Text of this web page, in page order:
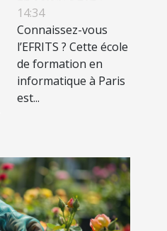
pour une
formation
complète en
informatique
14:34
Connaissez-vous
l’EFRITS ? Cette école
de formation en
informatique à Paris
est...